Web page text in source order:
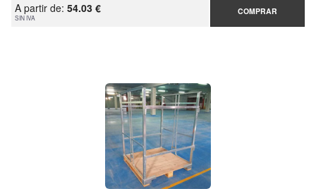
A partir de: 54.03 €
SIN IVA
COMPRAR